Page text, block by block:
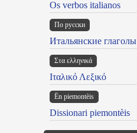
Os verbos italianos
По русски
Итальянские глаголы
Στα ελληνικά
Ιταλικό Λεξικό
Ën piemontèis
Dissionari piemontèis